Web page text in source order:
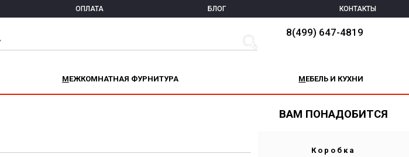
ОПЛАТА БЛОГ КОНТАКТЫ
8(499) 647-4819
МЕЖКОМНАТНАЯ ФУРНИТУРА МЕБЕЛЬ И КУХНИ
ВАМ ПОНАДОБИТСЯ
Коробка